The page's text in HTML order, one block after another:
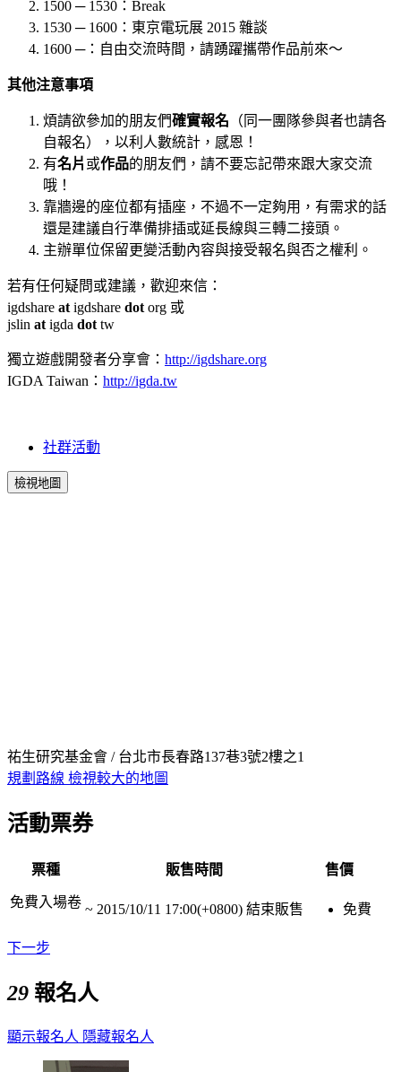
1500 ─ 1530：Break
1530 ─1600：東京電玩展 2015 雜談
1600 ─：自由交流時間，請踴躍攜帶作品前來～
其他注意事項
煩請欲參加的朋友們確實報名 （同一團隊參與者也請各
自報名），以利人數統計，感恩！
有名片 或作品的朋友們，請不要忘記帶來跟大家交流
哦！
靠牆邊的座位都有插座，不過不一定夠用，有需求的話
還是建議自行準備排插或延長線與三轉二接頭。
主辦單位保留更變活動內容與接受報名與否之權利。
若有任何疑問或建議，歡迎來信：
igdshare at igdshare dot org 或
jslin at igda dot tw
獨立遊戲開發者分享會： http://igdshare.org
IGDA Taiwan： http://igda.tw
社群活動
檢視地圖
祐生研究基金會 / 台北市長春路137巷3號2樓之1
規劃路線 檢視較大的地圖
活動票券
票種 販售時間 售價
免費入場卷 ~ 2015/10/11 17:00(+0800) 結束販售 免費
下一步
29 報名人
顯示報名人 隱藏報名人